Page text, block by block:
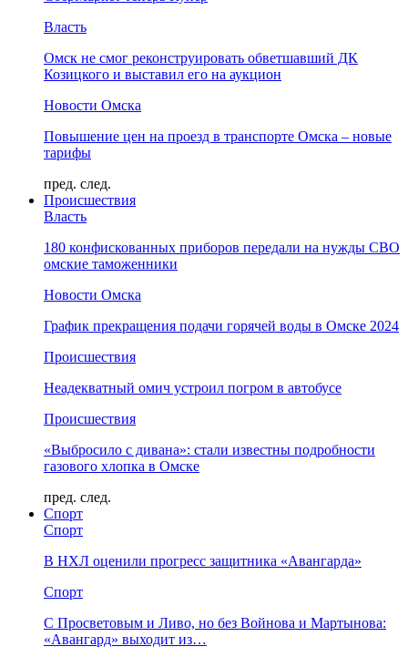
Власть
Омск не смог реконструировать обветшавший ДК
Козицкого и выставил его на аукцион
Новости Омска
Повышение цен на проезд в транспорте Омска – новые
тарифы
пред. след.
Происшествия
Власть
180 конфискованных приборов передали на нужды СВО
омские таможенники
Новости Омска
График прекращения подачи горячей воды в Омске 2024
Происшествия
Неадекватный омич устроил погром в автобусе
Происшествия
«Выбросило с дивана»: стали известны подробности
газового хлопка в Омске
пред. след.
Спорт
Спорт
В НХЛ оценили прогресс защитника «Авангарда»
Спорт
С Просветовым и Ливо, но без Войнова и Мартынова:
«Авангард» выходит из…